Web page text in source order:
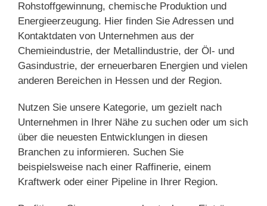
Rohstoffgewinnung, chemische Produktion und
Energieerzeugung. Hier finden Sie Adressen und
Kontaktdaten von Unternehmen aus der
Chemieindustrie, der Metallindustrie, der Öl- und
Gasindustrie, der erneuerbaren Energien und vielen
anderen Bereichen in Hessen und der Region.
Nutzen Sie unsere Kategorie, um gezielt nach
Unternehmen in Ihrer Nähe zu suchen oder um sich
über die neuesten Entwicklungen in diesen
Branchen zu informieren. Suchen Sie
beispielsweise nach einer Raffinerie, einem
Kraftwerk oder einer Pipeline in Ihrer Region.